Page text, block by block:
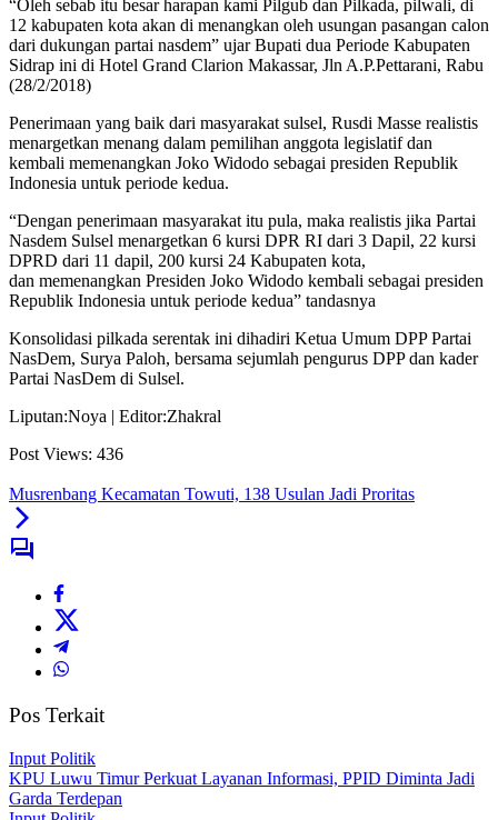
“Oleh sebab itu besar harapan kami Pilgub dan Pilkada, pilwali, di
12 kabupaten kota akan di menangkan oleh usungan pasangan calon
dari dukungan partai nasdem” ujar Bupati dua Periode Kabupaten
Sidrap ini di Hotel Grand Clarion Makassar, Jln A.P.Pettarani, Rabu
(28/2/2018)
Penerimaan yang baik dari masyarakat sulsel, Rusdi Masse realistis
menargetkan menang dalam pemilihan anggota legislatif dan
kembali memenangkan Joko Widodo sebagai presiden Republik
Indonesia untuk periode kedua.
“Dengan penerimaan masyarakat itu pula, maka realistis jika Partai
Nasdem Sulsel menargetkan 6 kursi DPR RI dari 3 Dapil, 22 kursi
DPRD dari 11 dapil, 200 kursi 24 Kabupaten kota,
dan memenangkan Presiden Joko Widodo kembali sebagai presiden
Republik Indonesia untuk periode kedua” tandasnya
Konsolidasi pilkada serentak ini dihadiri Ketua Umum DPP Partai
NasDem, Surya Paloh, bersama sejumlah pengurus DPP dan kader
Partai NasDem di Sulsel.
Liputan:Noya | Editor:Zhakral
Post Views: 436
Musrenbang Kecamatan Towuti, 138 Usulan Jadi Proritas
Pos Terkait
Input Politik
KPU Luwu Timur Perkuat Layanan Informasi, PPID Diminta Jadi
Garda Terdepan